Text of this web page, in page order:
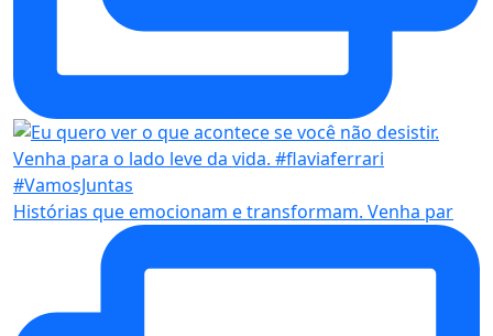
Histórias que emocionam e transformam. Venha par